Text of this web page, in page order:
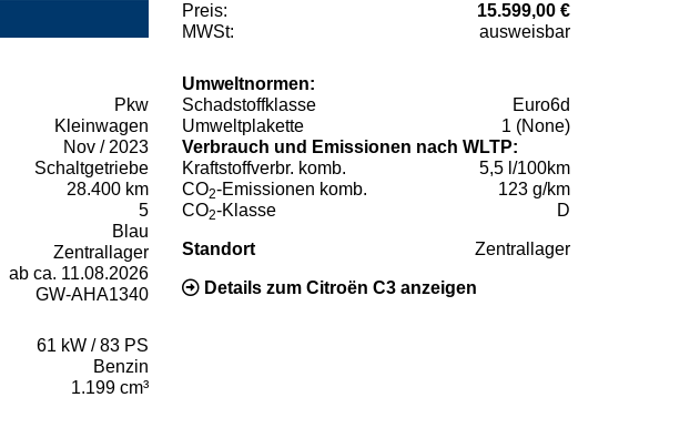
Preis:
15.599,00 €
MWSt:
ausweisbar
Pkw
Kleinwagen
Nov / 2023
Schaltgetriebe
28.400 km
5
Blau
Zentrallager
ab ca. 11.08.2026
GW-AHA1340
61 kW / 83 PS
Benzin
1.199 cm³
Umweltnormen:
Schadstoffklasse
Euro6d
Umweltplakette
1 (None)
Verbrauch und Emissionen nach WLTP:
Kraftstoffverbr. komb.
5,5 l/100km
CO2-Emissionen komb.
123 g/km
CO2-Klasse D
Standort Zentrallager
Details zum Citroën C3 anzeigen